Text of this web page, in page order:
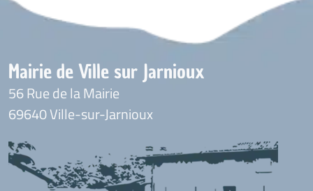
Mairie de Ville sur Jarnioux
56 Rue de la Mairie
69640 Ville-sur-Jarnioux